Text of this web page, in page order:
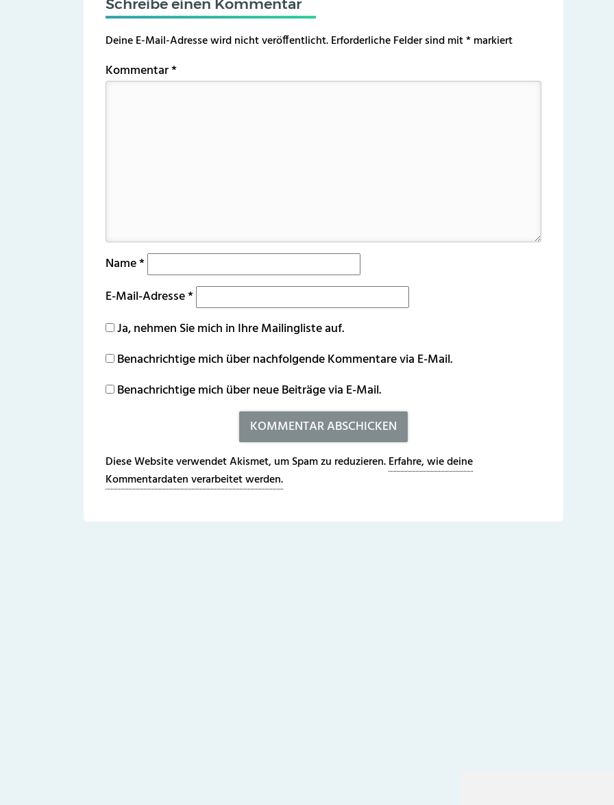
Schreibe einen Kommentar
Deine E-Mail-Adresse wird nicht veröffentlicht.Erforderliche Felder sind mit*markiert
Kommentar*
Name*
E-Mail-Adresse*
Ja, nehmen Sie mich in Ihre Mailingliste auf.
Benachrichtige mich über nachfolgende Kommentare via E-Mail.
Benachrichtige mich über neue Beiträge via E-Mail.
Diese Website verwendet Akismet, um Spam zu reduzieren.Erfahre, wie deine
Kommentardaten verarbeitet werden.